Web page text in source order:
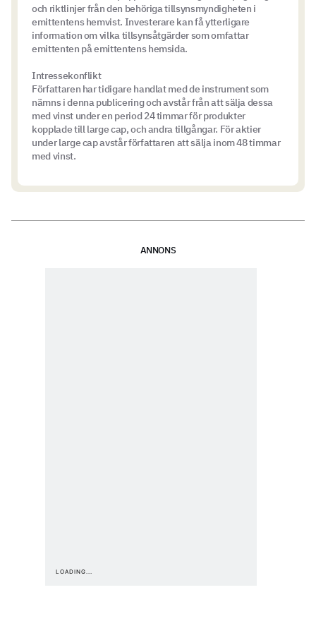
och riktlinjer från den behöriga tillsynsmyndigheten i
emittentens hemvist. Investerare kan få ytterligare
information om vilka tillsynsåtgärder som omfattar
emittenten på emittentens hemsida.
Intressekonflikt
Författaren har tidigare handlat med de instrument som
nämns i denna publicering och avstår från att sälja dessa
med vinst under en period 24 timmar för produkter
kopplade till large cap, och andra tillgångar. För aktier
under large cap avstår författaren att sälja inom 48 timmar
med vinst.
ANNONS